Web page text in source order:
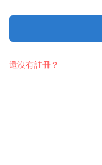
還沒有註冊？